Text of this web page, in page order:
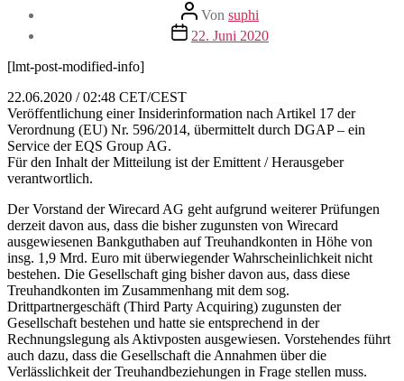
Beitragsautor
Von suphi
Veröffentlichungsdatum
22. Juni 2020
[lmt-post-modified-info]
22.06.2020 / 02:48 CET/CEST
Veröffentlichung einer Insiderinformation nach Artikel 17 der
Verordnung (EU) Nr. 596/2014, übermittelt durch DGAP – ein
Service der EQS Group AG.
Für den Inhalt der Mitteilung ist der Emittent / Herausgeber
verantwortlich.
Der Vorstand der Wirecard AG geht aufgrund weiterer Prüfungen
derzeit davon aus, dass die bisher zugunsten von Wirecard
ausgewiesenen Bankguthaben auf Treuhandkonten in Höhe von
insg. 1,9 Mrd. Euro mit überwiegender Wahrscheinlichkeit nicht
bestehen. Die Gesellschaft ging bisher davon aus, dass diese
Treuhandkonten im Zusammenhang mit dem sog.
Drittpartnergeschäft (Third Party Acquiring) zugunsten der
Gesellschaft bestehen und hatte sie entsprechend in der
Rechnungslegung als Aktivposten ausgewiesen. Vorstehendes führt
auch dazu, dass die Gesellschaft die Annahmen über die
Verlässlichkeit der Treuhandbeziehungen in Frage stellen muss.